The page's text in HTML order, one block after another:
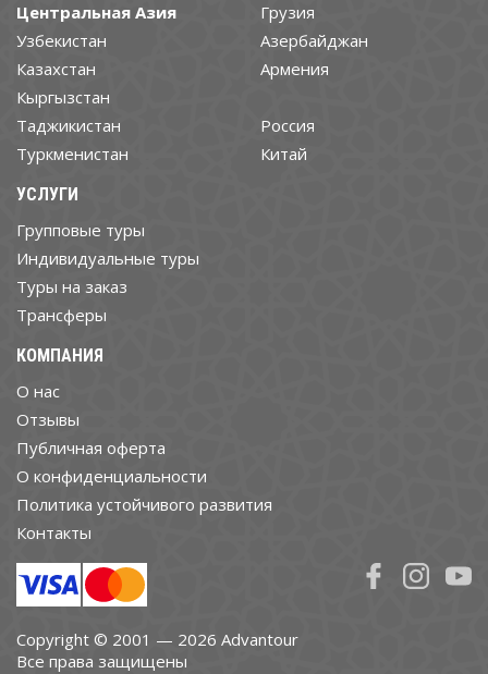
Центральная Азия
Узбекистан
Казахстан
Кыргызстан
Таджикистан
Туркменистан
Грузия
Азербайджан
Армения
Россия
Китай
УСЛУГИ
Групповые туры
Индивидуальные туры
Туры на заказ
Трансферы
КОМПАНИЯ
О нас
Отзывы
Публичная оферта
О конфиденциальности
Политика устойчивого развития
Контакты
Copyright © 2001 — 2026 Advantour
Все права защищены